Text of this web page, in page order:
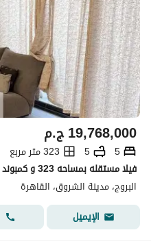
ج.م19,768,000
5
5
323 متر مربع
البروج، مدينة الشروق، القاهرة
الإيميل